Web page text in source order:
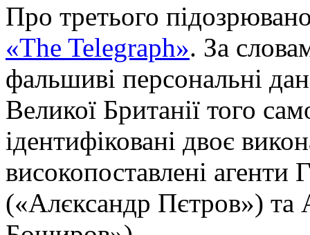
Про третього
«The Telegraph». За
фальшиві персональні
Великої Британії того
ідентифіковані двоє
високопоставлені
(«Алєксандр Пєтров») та